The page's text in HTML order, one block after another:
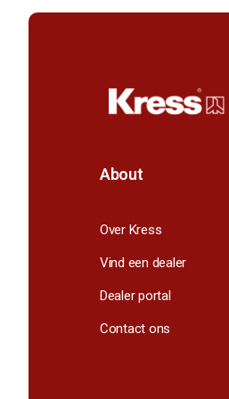
About
Over Kress
Vind een dealer
Dealer portal
Contact ons